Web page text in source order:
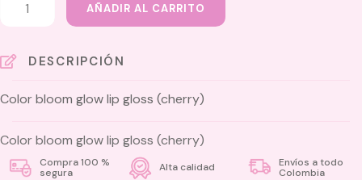
lip
(cherry)
AÑADIR AL CARRITO
DESCRIPCIÓN
Color bloom glow lip gloss (cherry)
Color bloom glow lip gloss (cherry)
Compra 100 %
segura
Alta calidad
Envíos a todo
Colombia